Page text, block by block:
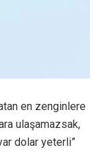
en zenginlere
ulaşamazsak,
dolar yeterli”